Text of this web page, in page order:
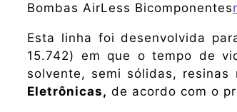
Bombas AirLess Bicomponentes
Esta linha foi desenvolvida
15.742) em que o tempo de
solvente, semi sólidas, resinas
Eletrônicas, de acordo com o